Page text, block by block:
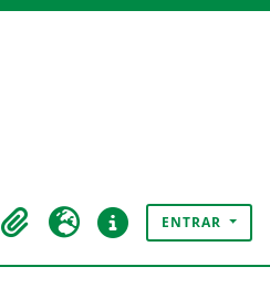
Área de transferência
Idioma Ligações rápidas
ENTRAR